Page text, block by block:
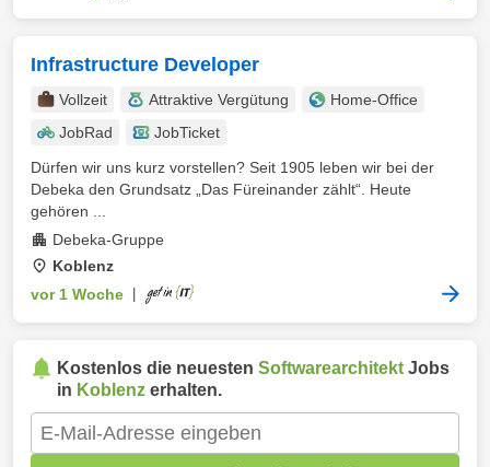
Infrastructure Developer
Vollzeit Attraktive Vergütung
Home-Office
JobRad
JobTicket
Dürfen wir uns kurz vorstellen? Seit 1905 leben wir bei der
Debeka den Grundsatz „Das Füreinander zählt“. Heute
gehören ...
Debeka-Gruppe
Koblenz
vor 1 Woche
Kostenlos die neuesten Softwarearchitekt Jobs
in Koblenz erhalten.